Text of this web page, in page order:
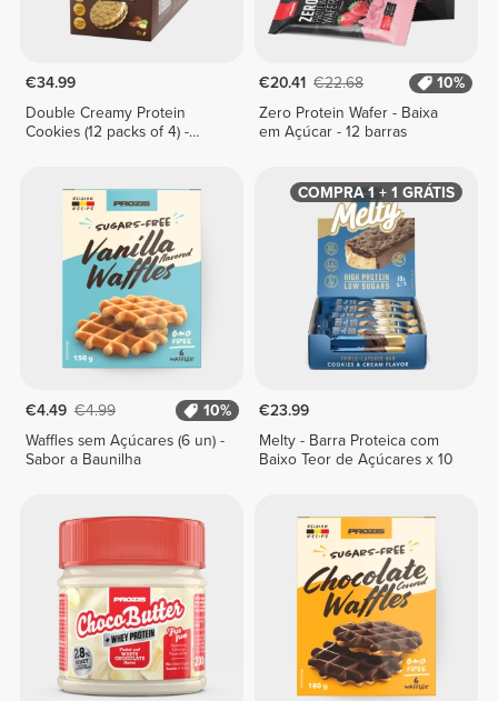
€34.99
Double Creamy Protein
Cookies (12 packs of 4) -
€20.41 €22.68
10%
Zero Protein Wafer - Baixa
em Açúcar - 12 barras
€4.49 €4.99
10%
Waffles sem Açúcares (6 un) -
Sabor a Baunilha
COMPRA 1 + 1 GRÁTIS
€23.99
Melty - Barra Proteica com
Baixo Teor de Açúcares x 10